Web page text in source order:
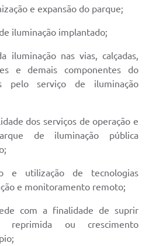
e expansão do parque;
iluminação implantado;
iluminação nas vias, calçadas,
e demais componentes do
pelo serviço de iluminação
dos serviços de operação e
de iluminação pública
e utilização de tecnologias
e monitoramento remoto;
com a finalidade de suprir
reprimida ou crescimento